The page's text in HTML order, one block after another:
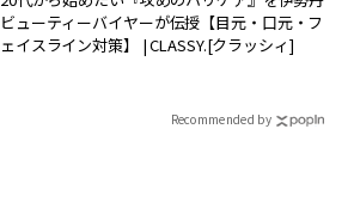
ビューティーバイヤーが伝授【目元・口元・フ
ェイスライン対策】 | CLASSY.[クラッシィ]
Recommended by